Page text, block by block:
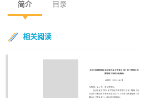
简介 目录
相关阅读